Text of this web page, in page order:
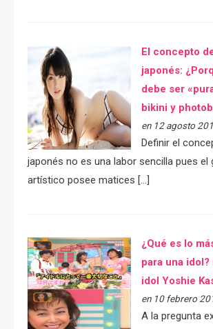
El concepto
japonés:
debe ser
bikini y
en 12 agosto
Definir el
japonés no es una labor sencilla pues el
artístico posee matices […]
¿Qué es lo
para una
idol Yoshie
en 10 febrero
A la pregunta